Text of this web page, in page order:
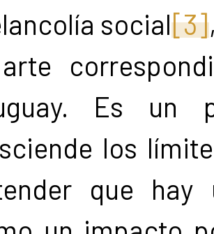
social[3]
Es un
los
que hay